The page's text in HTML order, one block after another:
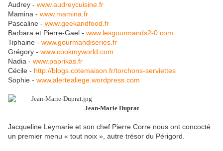
Audrey - www.audreycuisine.fr
Mamina - www.mamina.fr
Pascaline - www.geekandfood.fr
Barbara et Pierre-Gael - www.lesgourmands2-0.com
Tiphaine - www.gourmandiseries.fr
Grégory - www.cookmyworld.com
Nadia - www.paprikas.fr
Cécile - http://blogs.cotemaison.fr/torchons-serviettes
Sophie - www.alertealiege.wordpress.com
Jean-Marie Duprat
Jacqueline Leymarie et son chef Pierre Corre nous ont concocté
un premier menu « tout noix », autre trésor du Périgord.